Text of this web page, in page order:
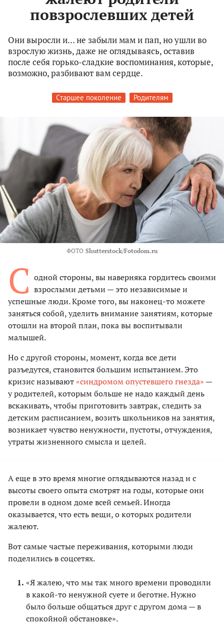
повзрослевших детей
Они выросли и… не забыли мам и пап, но ушли во
взрослую жизнь, даже не оглядываясь, оставив
после себя горько-сладкие воспоминания, которые,
возможно, разбивают вам сердце.
Старшее поколение Родителям
ФОТО Shutterstock/Fotodom.ru
С одной стороны, вы наверняка гордитесь своими
взрослыми детьми — это независимые и
успешные люди. Кроме того, вы наконец-то можете
заняться собой, уделить внимание занятиям, которые
отошли на второй план, пока вы воспитывали
малышей.
Но с другой стороны, момент, когда все дети
разъедутся, становится большим испытанием. Это
кризис называют«синдромом опустевшего гнезда» —
у родителей, которым больше не надо каждый день
вскакивать, чтобы приготовить завтрак, следить за
детским расписанием, возить школьников на занятия,
возникает чувство ненужности, пустоты, отчуждения,
утраты жизненного смысла и целей.
А еще в это время многие оглядываются назад и с
высоты своего опыта смотрят на годы, которые они
провели в одном доме всей семьей. Иногда
оказывается, что есть вещи, о которых родители
жалеют.
Вот самые частые переживания, которыми люди
поделились в соцсетях.
«Я жалею, что мы так много времени проводили
в какой-то ненужной суете и беготне. Нужно
было больше общаться друг с другом дома — в
спокойной обстановке».